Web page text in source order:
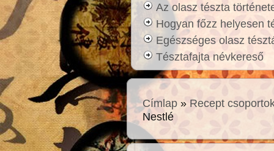
Az olasz tészta
Hogyan főzz helyesen
Egészséges olasz
Tésztafajta névkereső
Címlap » Recept
Nestlé